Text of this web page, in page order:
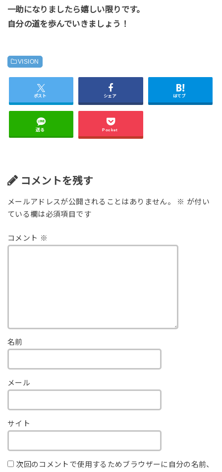
一助になりましたら嬉しい限りです。
自分の道を歩んでいきましょう！
VISION
ポスト シェア はてブ
送る Pocket
コメントを残す
メールアドレスが公開されることはありません。 ※ が付い
ている欄は必須項目です
コメント ※
名前
メール
サイト
次回のコメントで使用するためブラウザーに自分の名前、